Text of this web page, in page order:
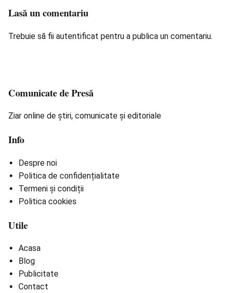
Lasă un comentariu
Trebuie să fii autentificat pentru a publica un comentariu.
Comunicate de Presă
Ziar online de știri, comunicate și editoriale
Info
Despre noi
Politica de confidențialitate
Termeni și condiții
Politica cookies
Utile
Acasa
Blog
Publicitate
Contact